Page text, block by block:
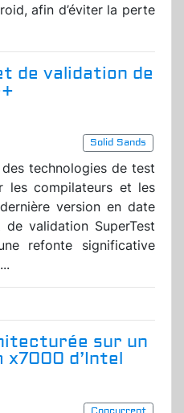
afin d’éviter la perte
de validation de
Solid Sands
technologies de test
les compilateurs et les
version en date
validation SuperTest
refonte significative
sur un
d’Intel